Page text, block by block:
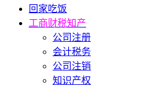
回家吃饭
工商财税知产
公司注册
会计税务
公司注销
知识产权